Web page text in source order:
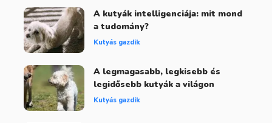
A kutyák intelligenciája: mit mond
a tudomány?
Kutyás gazdik
A legmagasabb, legkisebb és
legidősebb kutyák a világon
Kutyás gazdik